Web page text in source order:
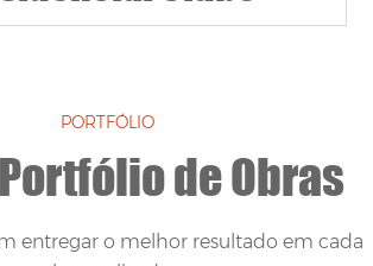
PORTFÓLIO
de Obras
entregar o melhor resultado em cada